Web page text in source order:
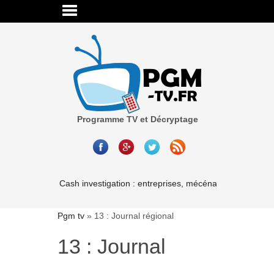
Programme TV et Décryptage
Cash investigation : entreprises, mécénat,
Pgm tv » 13 : Journal régional
13 : Journal